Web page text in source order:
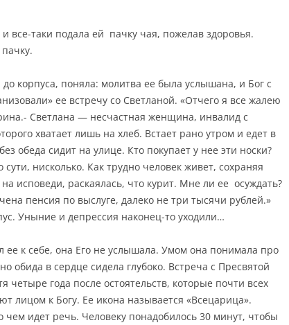
все-таки подала ей пачку чая, пожелав здоровья.
корпуса, поняла: молитва ее была услышана, и Бог с
ее встречу со Светланой. «Отчего я все жалею
Светлана — несчастная женщина, инвалид с
хватает лишь на хлеб. Встает рано утром и едет в
обеда сидит на улице. Кто покупает у нее эти носки?
сути, нисколько. Как трудно человек живет, сохраняя
исповеди, раскаялась, что курит. Мне ли ее осуждать?
пенсия по выслуге, далеко не три тысячи рублей.»
Уныние и депрессия наконец-то уходили…
ее к себе, она Его не услышала. Умом она понимала про
обида в сердце сидела глубоко. Встреча с Пресвятой
четыре года после остоятельств, которые почти всех
лицом к Богу. Ее икона называется «Всецарица».
идет речь. Человеку понадобилось 30 минут, чтобы